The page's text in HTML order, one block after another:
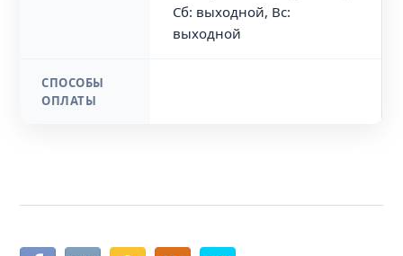
Сб: выходной, Вс:
выходной
СПОСОБЫ
ОПЛАТЫ